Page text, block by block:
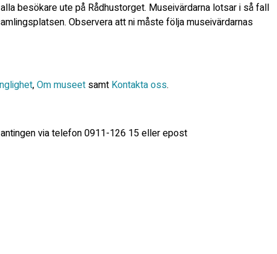
besökare ute på Rådhustorget. Museivärdarna lotsar i så fall
Observera att ni måste följa museivärdarnas
,Om museet samt Kontakta oss.
via telefon 0911-126 15 eller epost